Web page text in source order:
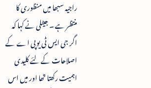
راجیہ سبھا میں منظوری کا
منتظر ہے ۔ جیٹلی نے کہا کہ
اگر جی ایس ٹی یوپی اے کے
اصلاحات کے لئے کلیدی
اہمیت رکھتا تھا اور میں اس